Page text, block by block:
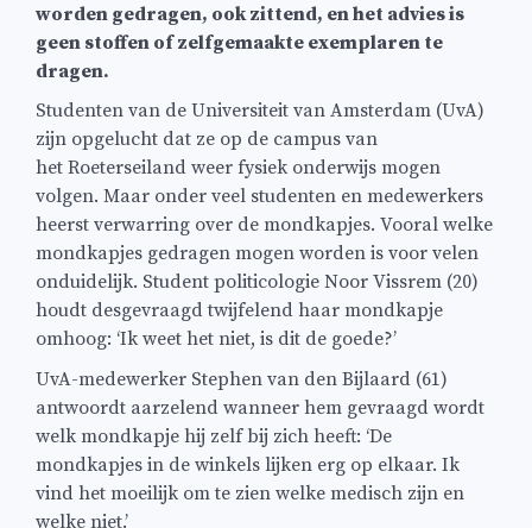
worden gedragen, ook zittend, en het advies is
geen stoffen of zelfgemaakte exemplaren te
dragen.
Studenten van de Universiteit van Amsterdam (UvA)
zijn opgelucht dat ze op de campus van
het Roeterseiland weer fysiek onderwijs mogen
volgen. Maar onder veel studenten en medewerkers
heerst verwarring over de mondkapjes. Vooral welke
mondkapjes gedragen mogen worden is voor velen
onduidelijk. Student politicologie Noor Vissrem (20)
houdt desgevraagd twijfelend haar mondkapje
omhoog: ‘Ik weet het niet, is dit de goede?’
UvA-medewerker Stephen van den Bijlaard (61)
antwoordt aarzelend wanneer hem gevraagd wordt
welk mondkapje hij zelf bij zich heeft: ‘De
mondkapjes in de winkels lijken erg op elkaar. Ik
vind het moeilijk om te zien welke medisch zijn en
welke niet.’